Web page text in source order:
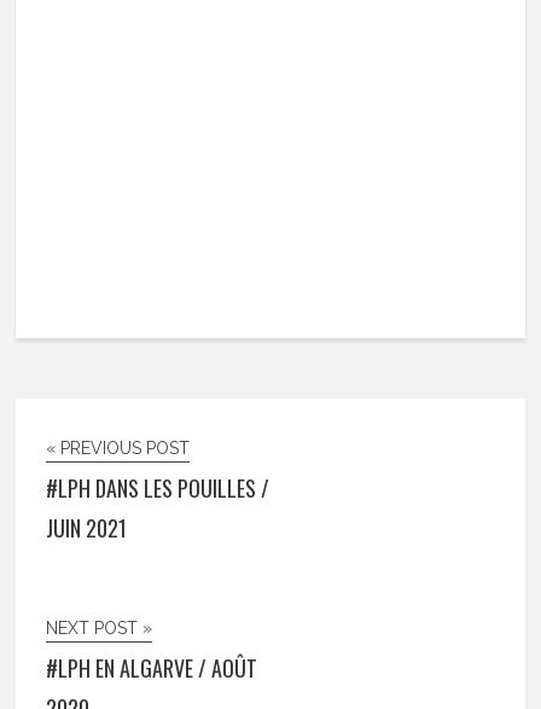
« PREVIOUS POST
#LPH DANS LES POUILLES /
JUIN 2021
NEXT POST »
#LPH EN ALGARVE / AOÛT